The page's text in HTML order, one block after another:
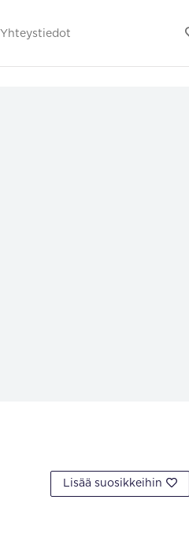
Yhteystiedot
Lisää suosikkeihin